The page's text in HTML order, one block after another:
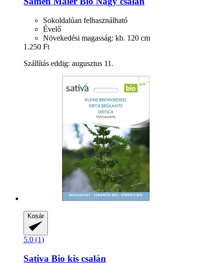
Sokoldalúan felhasználható
Évelő
Növekedési magasság: kb. 120 cm
1.250 Ft
Szállítás eddig: augusztus 11.
Kosár
5.0 (1)
Sativa Bio kis csalán